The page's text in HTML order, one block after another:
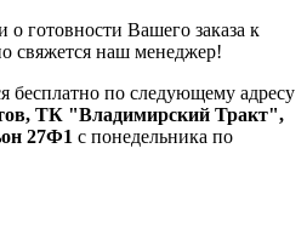
готовности Вашего заказа к
свяжется наш менеджер!
бесплатно по следующему адресу
ТК "Владимирский Тракт",
27Ф1 с понедельника по